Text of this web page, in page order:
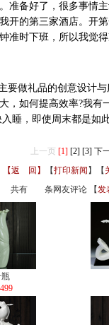
准备好了，很多事情
开的第三家酒店。开
准时下班，所以我觉
做礼品的创意设计
，如何提高效率?我
睡，即使周末都是如
上一页 [1] [2] [3] 下
【返 回】
【打印新闻 】【
共有
条网友评论 【发